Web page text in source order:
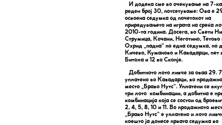
И додека сме во очекување на 7-
реден број 30, потсетуваме: Ова е
освоена седумка од почетокот на
приредувањето на играта на среќа
2010-та година. Досега, во Свети
Струмица, Кочани, Неготино, Тетово
Охрид „падна“ по една седумка, по
Кичево, Куманово и Кавадарци, пет
Битола и 12 во Скопје.
Добитното лото ливче за оваа 29.
уплатено во Кавадарци, во
место „Браво Нутс“. Уплатени се
три лото комбинации, а добитна е
комбинација која се состои од
2, 4, 5, 8, 10 и 11. Во продажното
„Браво Нутс“ е уплатено и лото
коешто ја донесе првата седумка во